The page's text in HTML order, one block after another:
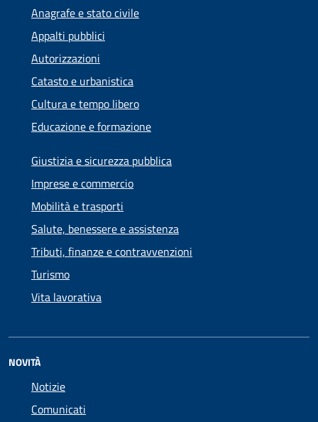
Anagrafe e stato civile
Appalti pubblici
Autorizzazioni
Catasto e urbanistica
Cultura e tempo libero
Educazione e formazione
Giustizia e sicurezza pubblica
Imprese e commercio
Mobilità e trasporti
Salute, benessere e assistenza
Tributi, finanze e contravvenzioni
Turismo
Vita lavorativa
NOVITÀ
Notizie
Comunicati